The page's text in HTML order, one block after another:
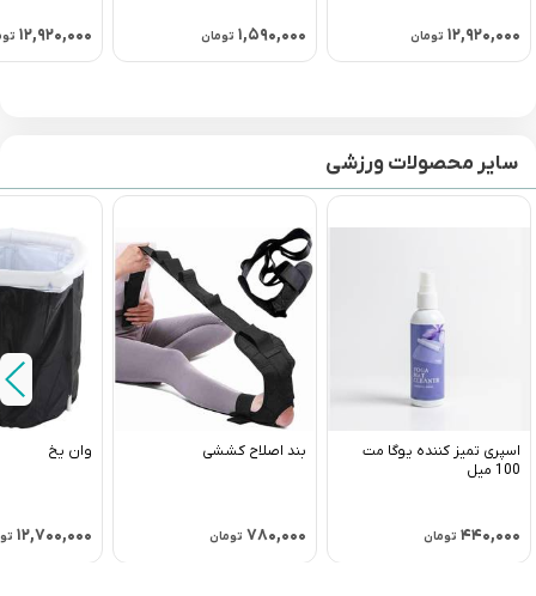
۱۲,۹۲۰,۰۰۰ تومان ۱,۵۹۰,۰۰۰ تومان ۱۲,۹۲۰,۰۰۰
سایر محصولات ورزشی
اسپری تمیز کننده یوگا مت
100 میل
۴۴۰,۰۰۰ تومان
بند اصلاح کششی
۷۸۰,۰۰۰ تومان
وان یخ
۱۲,۷۰۰,۰۰۰